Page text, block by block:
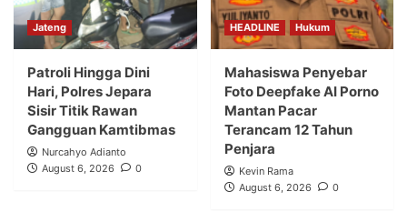
Jateng
Patroli Hingga Dini
Hari, Polres Jepara
Sisir Titik Rawan
Gangguan Kamtibmas
Nurcahyo Adianto
August 6, 2026
0
HEADLINE Hukum
Mahasiswa Penyebar
Foto Deepfake AI Porno
Mantan Pacar
Terancam 12 Tahun
Penjara
Kevin Rama
August 6, 2026
0